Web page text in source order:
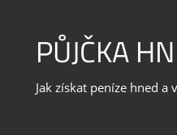
contentPŮJČKA
Jak získat peníze hned